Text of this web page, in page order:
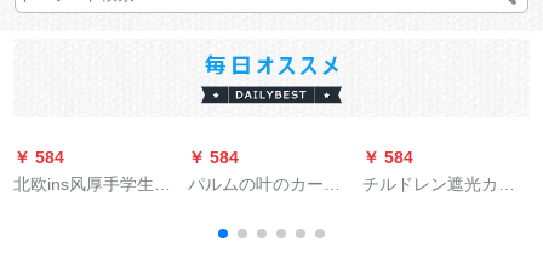
￥ 584
北欧ins风厚手学生ベ
￥ 584
パルムの叶のカータ
半遮光ネトの赤いテ
￥ 584
チルドレン遮光カー